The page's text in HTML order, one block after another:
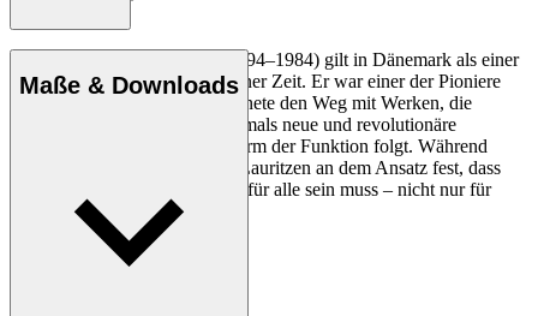
Vilhelm Theodor Lauritzen (1894–1984) gilt in Dänemark als einer
der wichtigsten Architekten seiner Zeit. Er war einer der Pioniere
der dänischen Moderne und ebnete den Weg mit Werken, die
bleibende Beispiele für eine damals neue und revolutionäre
Architektur sind, bei der die Form der Funktion folgt. Während
seiner gesamten Karriere hielt Lauritzen an dem Ansatz fest, dass
Architektur angewandte Kunst für alle sein muss – nicht nur für
einige wenige Privilegierte.
Profil Vilhelm Lauritzen
Maße & Downloads